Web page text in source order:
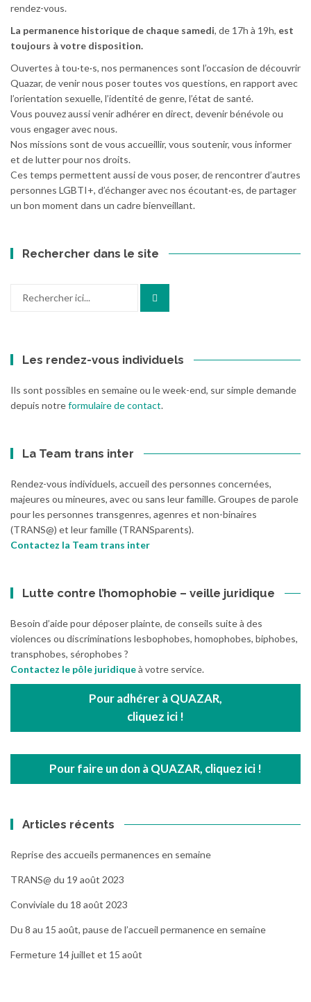
rendez-vous.
La permanence historique de chaque samedi, de 17h à 19h, est
toujours à votre disposition.
Ouvertes à tou·te·s, nos permanences sont l’occasion de découvrir
Quazar, de venir nous poser toutes vos questions, en rapport avec
l’orientation sexuelle, l’identité de genre, l’état de santé.
Vous pouvez aussi venir adhérer en direct, devenir bénévole ou
vous engager avec nous.
Nos missions sont de vous accueillir, vous soutenir, vous informer
et de lutter pour nos droits.
Ces temps permettent aussi de vous poser, de rencontrer d’autres
personnes LGBTI+, d’échanger avec nos écoutant·es, de partager
un bon moment dans un cadre bienveillant.
Rechercher dans le site
Les rendez-vous individuels
Ils sont possibles en semaine ou le week-end, sur simple demande
depuis notreformulaire de contact.
La Team trans inter
Rendez-vous individuels, accueil des personnes concernées,
majeures ou mineures, avec ou sans leur famille. Groupes de parole
pour les personnes transgenres, agenres et non-binaires
(TRANS@) et leur famille (TRANSparents).
Contactez la Team trans inter
Lutte contre l’homophobie – veille juridique
Besoin d’aide pour déposer plainte, de conseils suite à des
violences ou discriminations lesbophobes, homophobes, biphobes,
transphobes, sérophobes ?
Contactez le pôle juridiqueà votre service.
Pour adhérer à QUAZAR,
cliquez ici !
Pour faire un don à QUAZAR, cliquez ici !
Articles récents
Reprise des accueils permanences en semaine
TRANS@ du 19 août 2023
Conviviale du 18 août 2023
Du 8 au 15 août, pause de l’accueil permanence en semaine
Fermeture 14 juillet et 15 août